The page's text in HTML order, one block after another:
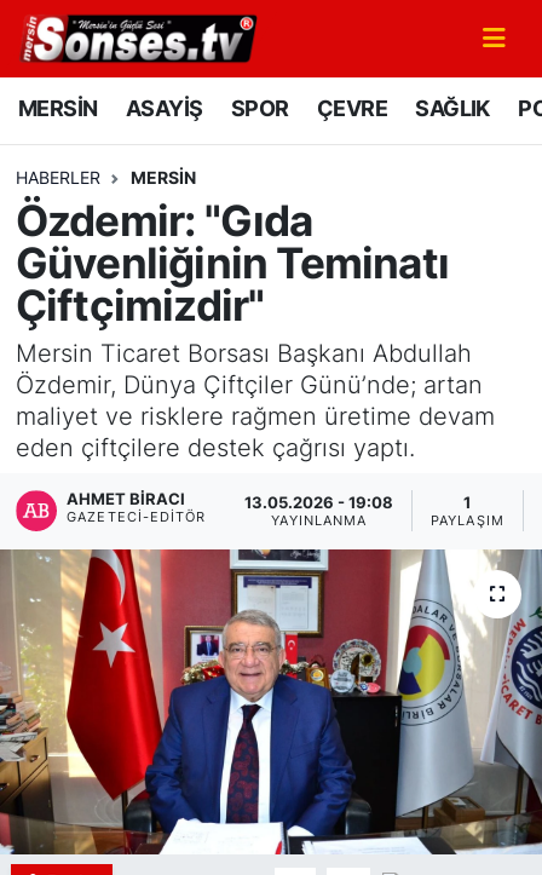
MERSİN ASAYİŞ SPOR ÇEVRE SAĞLIK
HABERLER MERSİN
Özdemir: "Gıda
Güvenliğinin Teminatı
Çiftçimizdir"
Mersin Ticaret Borsası Başkanı Abdullah
Özdemir, Dünya Çiftçiler Günü’nde; artan
maliyet ve risklere rağmen üretime devam
eden çiftçilere destek çağrısı yaptı.
AHMET BIRACI
GAZETECI-EDITÖR
13.05.2026 - 19:08
YAYINLANMA
1
PAYLAŞIM
MERSİN
SPOR
GÜNÜN MANŞETİ
DÜNYA
KÜLTÜR - SANAT
MAGAZİN
SAĞLIK
Siyaset
YEREL HABER
Haberde insan
Tanıtım
Mersin Nöbetçi Eczaneler
Mersin Namaz Vakitleri
Mersin Trafik Yoğunluk Haritası
Süper Lig Puan Durumu ve Fikstür
Tüm Manşetler
Son Dakika Haberleri
Haber Arşivi